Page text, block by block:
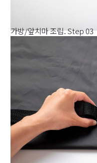
가방/앞치마 조립. Step 03